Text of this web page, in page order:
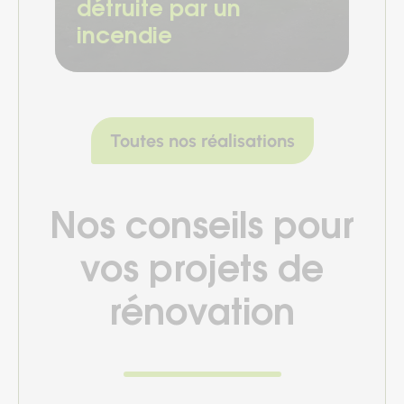
détruite par un
incendie
Toutes nos réalisations
Nos conseils pour
vos projets de
rénovation